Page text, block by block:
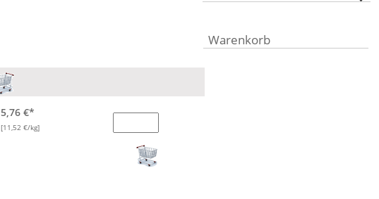
Warenkorb
5,76 €*
[11,52 €/kg]